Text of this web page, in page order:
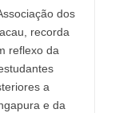
dos
recorda
reflexo da
a
e da